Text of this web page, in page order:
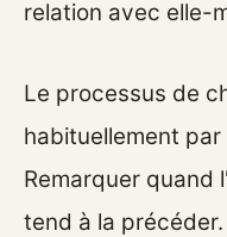
relation avec elle-
Le processus de
habituellement
Remarquer quand
tend à la